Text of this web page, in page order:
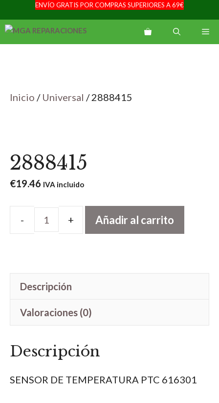
al
ENVÍO GRATIS POR COMPRAS SUPERIORES A 69€
Inicio / Universal / 2888415
2888415
€19.46 IVA incluido
2888415
Añadir al carrito
Descripción
Valoraciones (0)
Descripción
SENSOR DE TEMPERATURA PTC 616301